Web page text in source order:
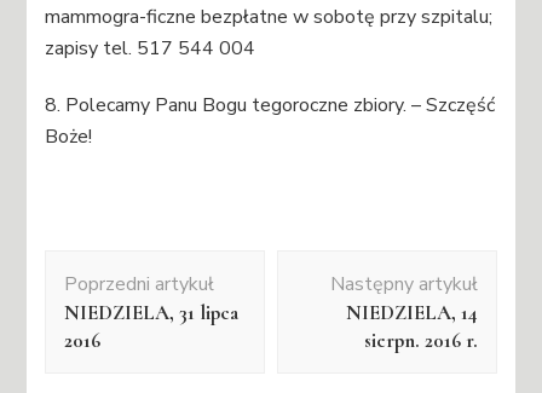
mammogra-ficzne bezpłatne w sobotę przy szpitalu;
zapisy tel. 517 544 004
8. Polecamy Panu Bogu tegoroczne zbiory. – Szczęść
Boże!
wpisu
Poprzedni artykuł
NIEDZIELA, 31 lipca
2016
Następny artykuł
NIEDZIELA, 14
sierpn. 2016 r.